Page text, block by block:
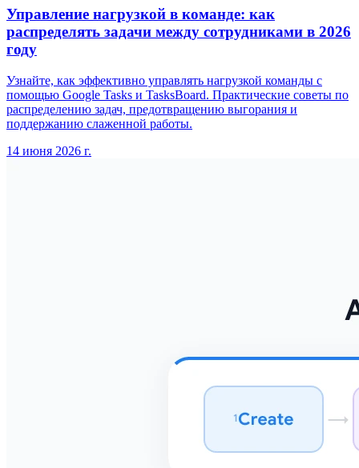
Управление нагрузкой в команде: как
распределять задачи между сотрудниками в 2026
году
Узнайте, как эффективно управлять нагрузкой команды с
помощью Google Tasks и TasksBoard. Практические советы по
распределению задач, предотвращению выгорания и
поддержанию слаженной работы.
14 июня 2026 г.